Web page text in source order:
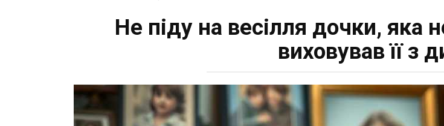
Не піду на весілля дочки, яка
виховував її з